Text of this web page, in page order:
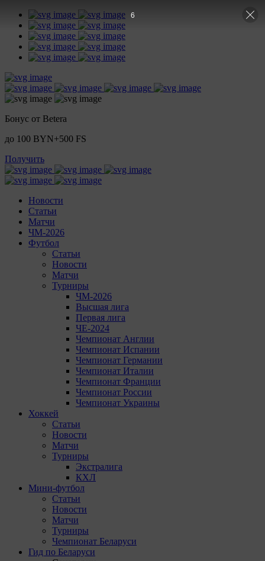
Бонус от Betera
до 100 BYN+500 FS
Получить
Новости
Статьи
Матчи
ЧМ-2026
Футбол
Статьи
Новости
Матчи
Турниры
ЧМ-2026
Высшая лига
Первая лига
ЧЕ-2024
Чемпионат Англии
Чемпионат Испании
Чемпионат Германии
Чемпионат Италии
Чемпионат Франции
Чемпионат России
Чемпионат Украины
Хоккей
Статьи
Новости
Матчи
Турниры
Экстралига
КХЛ
Мини-футбол
Статьи
Новости
Матчи
Турниры
Чемпионат Беларуси
Гид по Беларуси
5